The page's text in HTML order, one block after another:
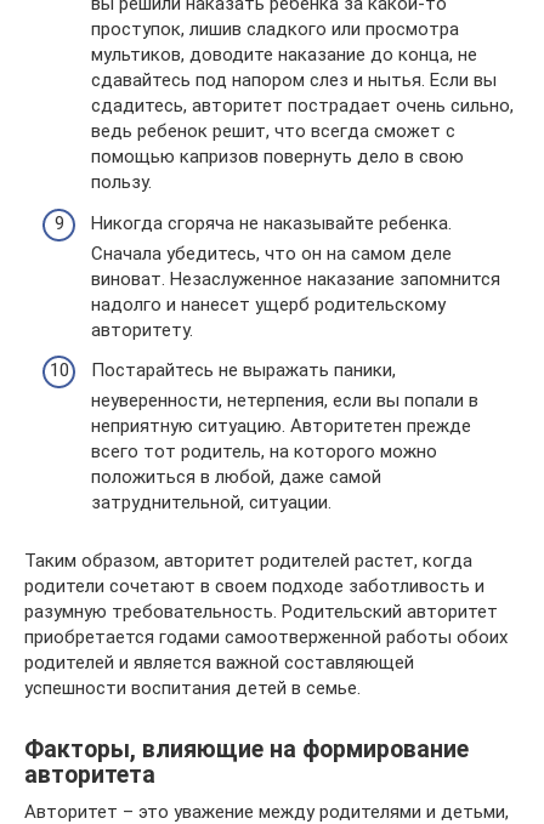
проступок, лишив сладкого или просмотра
мультиков, доводите наказание до конца, не
сдавайтесь под напором слез и нытья. Если вы
сдадитесь, авторитет пострадает очень сильно,
ведь ребенок решит, что всегда сможет с
помощью капризов повернуть дело в свою
пользу.
Никогда сгоряча не наказывайте ребенка.
Сначала убедитесь, что он на самом деле
виноват. Незаслуженное наказание запомнится
надолго и нанесет ущерб родительскому
авторитету.
Постарайтесь не выражать паники,
неуверенности, нетерпения, если вы попали в
неприятную ситуацию. Авторитетен прежде
всего тот родитель, на которого можно
положиться в любой, даже самой
затруднительной, ситуации.
Таким образом, авторитет родителей растет, когда
родители сочетают в своем подходе заботливость и
разумную требовательность. Родительский авторитет
приобретается годами самоотверженной работы обоих
родителей и является важной составляющей
успешности воспитания детей в семье.
Факторы, влияющие на формирование
авторитета
Авторитет – это уважение между родителями и детьми,